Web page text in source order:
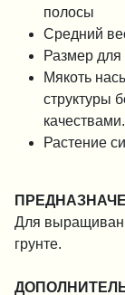
полосы
Средний
Размер для
Мякоть
структуры
качествами.
Растение
Для
грунте.